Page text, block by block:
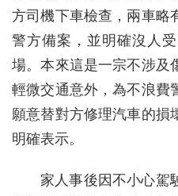
方司機下車檢查，兩車略
警方備案，並明確沒人
場。本來這是一宗不涉及
輕微交通意外，為不浪費
願意替對方修理汽車的損
明確表示。
家人事後因不小心駕